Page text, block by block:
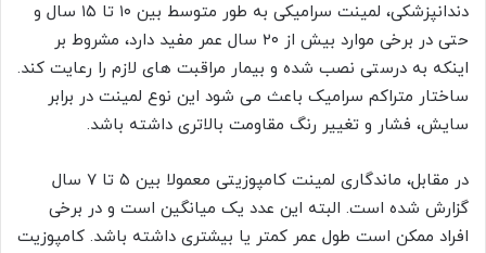
دندانپزشکی، لمینت سرامیکی به طور متوسط بین ۱۰ تا ۱۵ سال و
حتی در برخی موارد بیش از ۲۰ سال عمر مفید دارد، مشروط بر
اینکه به درستی نصب شده و بیمار مراقبت های لازم را رعایت کند.
ساختار متراکم سرامیک باعث می شود این نوع لمینت در برابر
سایش، فشار و تغییر رنگ مقاومت بالاتری داشته باشد.
در مقابل، ماندگاری لمینت کامپوزیتی معمولا بین ۵ تا ۷ سال
گزارش شده است. البته این عدد یک میانگین است و در برخی
افراد ممکن است طول عمر کمتر یا بیشتری داشته باشد. کامپوزیت